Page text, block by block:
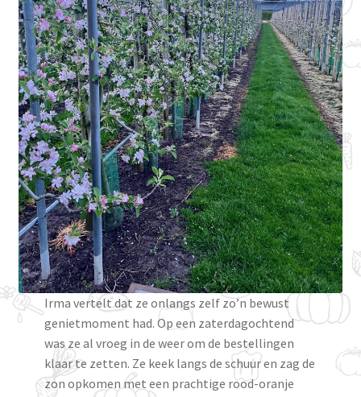
Irma vertelt dat ze onlangs zelf zo’n bewust
genietmoment had. Op een zaterdagochtend
was ze al vroeg in de weer om de bestellingen
klaar te zetten. Ze keek langs de schuur en zag de
zon opkomen met een prachtige rood-oranje